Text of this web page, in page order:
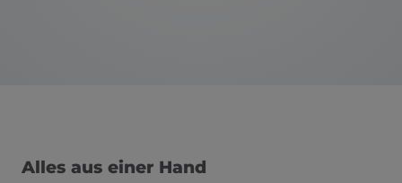
Alles aus einer Hand